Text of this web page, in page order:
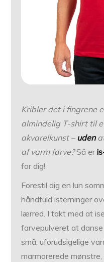
Kribler det i fingrene
almindelig T-shirt til
akvarelkunst – uden
af varm farve?Så er
for dig!
Forestil dig en lun
håndfuld isterninger
lærred. I takt med at
farvepulveret at
små, uforudsigelige
marmorerede